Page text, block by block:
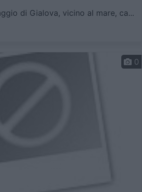
di Gialova, vicino al mare, ca...
0